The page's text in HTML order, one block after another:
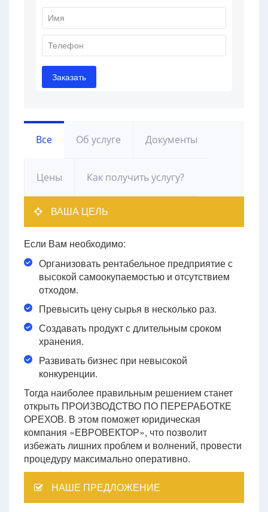
Все Об услуге Документы
Цены Как получить услугу?
ВАША ЦЕЛЬ
Если Вам необходимо:
Организовать рентабельное предприятие с
высокой самоокупаемостью и отсутствием
отходом.
Превысить цену сырья в несколько раз.
Создавать продукт с длительным сроком
хранения.
Развивать бизнес при невысокой
конкуренции.
Тогда наиболее правильным решением станет
открыть ПРОИЗВОДСТВО ПО ПЕРЕРАБОТКЕ
ОРЕХОВ. В этом поможет юридическая
компания «ЕВРОВЕКТОР», что позволит
избежать лишних проблем и волнений, провести
процедуру максимально оперативно.
НАШЕ ПРЕДЛОЖЕНИЕ